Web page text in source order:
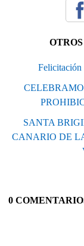
Felicitación
SANTA
CANARIO DE
0